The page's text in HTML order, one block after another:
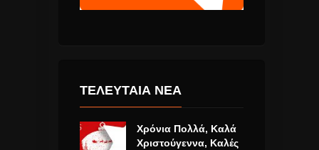
ΤΕΛΕΥΤΑΙΑ ΝΕΑ
Χρόνια Πολλά, Καλά
Χριστούγεννα, Καλές